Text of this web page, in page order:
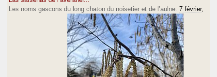
Les noms gascons du long chaton du noisetier et de l’aulne. 7 février,